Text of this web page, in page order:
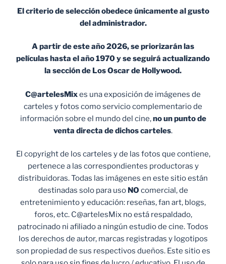
El criterio de selección obedece únicamente al gusto
del administrador.
A partir de este año 2026, se priorizarán las
películas hasta el año 1970 y se seguirá actualizando
la sección de Los Oscar de Hollywood.
C@artelesMixes una exposición de imágenes de
carteles y fotos como servicio complementario de
información sobre el mundo del cine,no un punto de
venta directa de dichos carteles.
El copyright de los carteles y de las fotos que contiene,
pertenece a las correspondientes productoras y
distribuidoras. Todas las imágenes en este sitio están
destinadas solo para uso NO comercial, de
entretenimiento y educación: reseñas, fan art, blogs,
foros, etc. C@artelesMix no está respaldado,
patrocinado ni afiliado a ningún estudio de cine. Todos
los derechos de autor, marcas registradas y logotipos
son propiedad de sus respectivos dueños. Este sitio es